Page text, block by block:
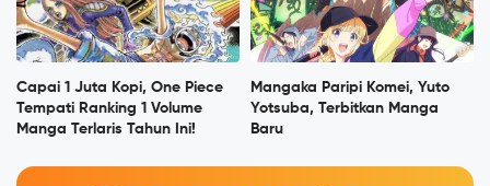
Capai 1 Juta Kopi, One Piece
Tempati Ranking 1 Volume
Manga Terlaris Tahun Ini!
Mangaka Paripi Komei, Yuto
Yotsuba, Terbitkan Manga
Baru